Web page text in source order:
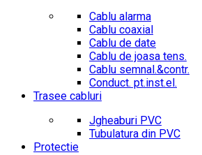
Cablu alarma
Cablu coaxial
Cablu de date
Cablu de joasa tens.
Cablu semnal.&contr.
Conduct. pt.inst.el.
Trasee cabluri
Jgheaburi PVC
Tubulatura din PVC
Protectie